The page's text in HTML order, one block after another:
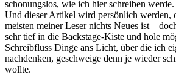
schonungslos, wie ich hier schreiben werde.
Und dieser Artikel wird persönlich werden,
meisten meiner Leser nichts Neues ist –
sehr tief in die Backstage-Kiste und hole
Schreibfluss Dinge ans Licht, über die ich
nachdenken, geschweige denn je wieder
wollte.